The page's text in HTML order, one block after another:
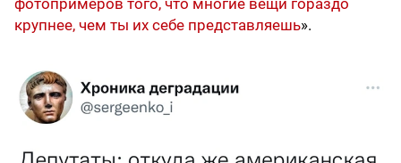
фотопримеров того, что многие вещи гораздо
крупнее, чем ты их себе представляешь».